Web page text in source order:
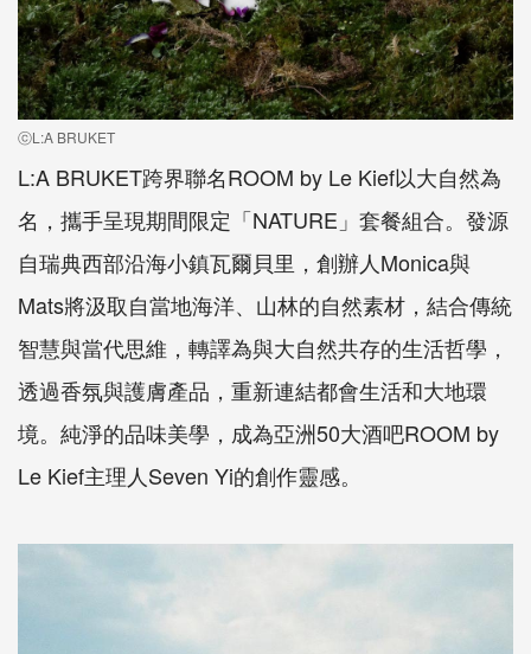
ⓒL:A BRUKET
L:A BRUKET跨界聯名ROOM by Le Kief以大自然為
名，攜手呈現期間限定「NATURE」套餐組合。發源
自瑞典西部沿海小鎮瓦爾貝里，創辦人Monica與
Mats將汲取自當地海洋、山林的自然素材，結合傳統
智慧與當代思維，轉譯為與大自然共存的生活哲學，
透過香氛與護膚產品，重新連結都會生活和大地環
境。純淨的品味美學，成為亞洲50大酒吧ROOM by
Le Kief主理人Seven Yi的創作靈感。